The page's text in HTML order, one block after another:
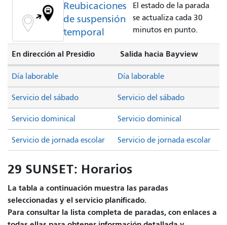
Reubicaciones
de suspensión
temporal
El estado de la parada
se actualiza cada 30
minutos en punto.
En dirección al Presidio Salida hacia Bayview
Servicio del sábado Servicio del sábado
Servicio dominical Servicio dominical
Día laborable Día laborable
Servicio de jornada escolar Servicio de jornada escolar
29 SUNSET: Horarios
La tabla a continuación muestra las paradas
seleccionadas y el servicio planificado.
Para consultar la lista completa de paradas, con enlaces a